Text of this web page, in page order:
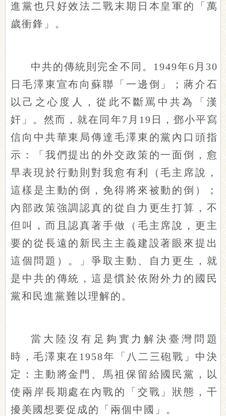
進黨也只好效法二戰末期日本皇軍的「萬
歲衝鋒」。
中共的傳統則完全不同。1949年6月30
日毛澤東宣布向蘇聯「一邊倒」；蔣介石
以己之心度人，從此不斷罵中共為「漢
奸」。然而，就在同年7月19日，鄧小平寫
信向中共華東局傳達毛澤東的黨內口頭指
示：「我們提出的外交政策的一面倒，愈
早表現於行動則對我愈有利（毛主席說，
這樣是主動的倒，免得將來被動的倒）；
內部政策強調認真的從自力更生打算，不
但叫，而且認真著手做（毛主席說，更主
要的從長遠的新民主主義建設著眼來提出
這個問題）。」爭取主動、自力更生，就
是中共的傳統，這是慣於依附外力的國民
黨和民進黨難以理解的。
當大陸沒有足夠實力解決臺灣問題
時，毛澤東在1958年「八二三砲戰」中決
定：主動將金門、馬祖保留給國民黨，以
使兩岸長期處在內戰的「交戰」狀態，干
擾美國想要促成的「兩個中國」。